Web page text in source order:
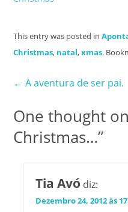
This entry was posted in
Christmas, natal,xmas.
Post
navigation
← A aventura de ser pai.
One thought
Christmas…”
Tia Avó diz:
Dezembro 24, 2012 às